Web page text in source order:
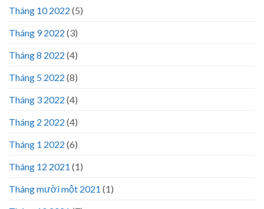
Tháng 10 2022 (5)
Tháng 9 2022 (3)
Tháng 8 2022 (4)
Tháng 5 2022 (8)
Tháng 3 2022 (4)
Tháng 2 2022 (4)
Tháng 1 2022 (6)
Tháng 12 2021 (1)
Tháng mười một 2021 (1)